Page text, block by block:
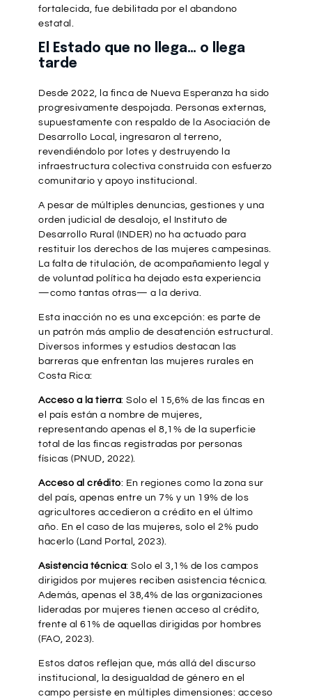
fortalecida, fue debilitada por el abandono
estatal.
El Estado que no llega… o llega
tarde
Desde 2022, la finca de Nueva Esperanza ha sido
progresivamente despojada. Personas externas,
supuestamente con respaldo de la Asociación de
Desarrollo Local, ingresaron al terreno,
revendiéndolo por lotes y destruyendo la
infraestructura colectiva construida con esfuerzo
comunitario y apoyo institucional.
A pesar de múltiples denuncias, gestiones y una
orden judicial de desalojo, el Instituto de
Desarrollo Rural (INDER) no ha actuado para
restituir los derechos de las mujeres campesinas.
La falta de titulación, de acompañamiento legal y
de voluntad política ha dejado esta experiencia
—como tantas otras— a la deriva.
Esta inacción no es una excepción: es parte de
un patrón más amplio de desatención estructural.
Diversos informes y estudios destacan las
barreras que enfrentan las mujeres rurales en
Costa Rica:
Acceso a la tierra: Solo el 15,6% de las fincas en
el país están a nombre de mujeres,
representando apenas el 8,1% de la superficie
total de las fincas registradas por personas
físicas (PNUD, 2022).
Acceso al crédito: En regiones como la zona sur
del país, apenas entre un 7% y un 19% de los
agricultores accedieron a crédito en el último
año. En el caso de las mujeres, solo el 2% pudo
hacerlo (Land Portal, 2023).
Asistencia técnica: Solo el 3,1% de los campos
dirigidos por mujeres reciben asistencia técnica.
Además, apenas el 38,4% de las organizaciones
lideradas por mujeres tienen acceso al crédito,
frente al 61% de aquellas dirigidas por hombres
(FAO, 2023).
Estos datos reflejan que, más allá del discurso
institucional, la desigualdad de género en el
campo persiste en múltiples dimensiones: acceso